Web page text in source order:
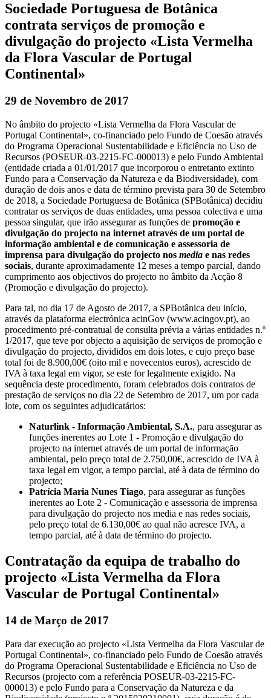
Sociedade Portuguesa de Botânica
contrata serviços de promoção e
divulgação do projecto «Lista Vermelha
da Flora Vascular de Portugal
Continental»
29 de Novembro de 2017
No âmbito do projecto «Lista Vermelha da Flora Vascular de
Portugal Continental», co-financiado pelo Fundo de Coesão através
do Programa Operacional Sustentabilidade e Eficiência no Uso de
Recursos (POSEUR-03-2215-FC-000013) e pelo Fundo Ambiental
(entidade criada a 01/01/2017 que incorporou o entretanto extinto
Fundo para a Conservação da Natureza e da Biodiversidade), com
duração de dois anos e data de término prevista para 30 de Setembro
de 2018, a Sociedade Portuguesa de Botânica (SPBotânica) decidiu
contratar os serviços de duas entidades, uma pessoa colectiva e uma
pessoa singular, que irão assegurar as funções de promoção e
divulgação do projecto na internet através de um portal de
informação ambiental e de comunicação e assessoria de
imprensa para divulgação do projecto nos media e nas redes
sociais, durante aproximadamente 12 meses a tempo parcial, dando
cumprimento aos objectivos do projecto no âmbito da Acção 8
(Promoção e divulgação do projecto).
Para tal, no dia 17 de Agosto de 2017, a SPBotânica deu início,
através da plataforma electrónica acinGov (www.acingov.pt), ao
procedimento pré-contratual de consulta prévia a várias entidades n.º
1/2017, que teve por objecto a aquisição de serviços de promoção e
divulgação do projecto, divididos em dois lotes, e cujo preço base
total foi de 8.900,00€ (oito mil e novecentos euros), acrescido de
IVA à taxa legal em vigor, se este for legalmente exigido. Na
sequência deste procedimento, foram celebrados dois contratos de
prestação de serviços no dia 22 de Setembro de 2017, um por cada
lote, com os seguintes adjudicatários:
Naturlink - Informação Ambiental, S.A., para assegurar as
funções inerentes ao Lote 1 - Promoção e divulgação do
projecto na internet através de um portal de informação
ambiental, pelo preço total de 2.750,00€, acrescido de IVA à
taxa legal em vigor, a tempo parcial, até à data de término do
projecto;
Patrícia Maria Nunes Tiago, para assegurar as funções
inerentes ao Lote 2 - Comunicação e assessoria de imprensa
para divulgação do projecto nos media e nas redes sociais,
pelo preço total de 6.130,00€ ao qual não acresce IVA, a
tempo parcial, até à data de término do projecto.
Contratação da equipa de trabalho do
projecto «Lista Vermelha da Flora
Vascular de Portugal Continental»
14 de Março de 2017
Para dar execução ao projecto «Lista Vermelha da Flora Vascular de
Portugal Continental», co-financiado pelo Fundo de Coesão através
do Programa Operacional Sustentabilidade e Eficiência no Uso de
Recursos (projecto com a referência POSEUR-03-2215-FC-
000013) e pelo Fundo para a Conservação da Natureza e da